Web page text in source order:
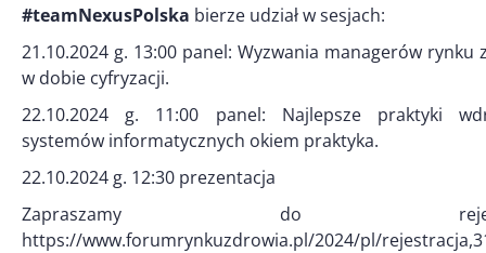
#teamNexusPolska bierze udział w sesjach:
21.10.2024 g. 13:00 panel: Wyzwania managerów rynku
w dobie cyfryzacji.
22.10.2024 g. 11:00 panel: Najlepsze praktyki
systemów informatycznych okiem praktyka.
22.10.2024 g. 12:30 prezentacja
Zapraszamy do
https://www.forumrynkuzdrowia.pl/2024/pl/